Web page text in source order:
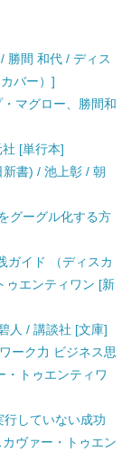
勝間 和代 / ディス
バー）]
マグロー、勝間和
[単行本]
書) / 池上彰 / 朝
グーグル化する方
ガイド （ディスカ
ゥエンティワン [新
人 / 講談社 [文庫]
ーク力 ビジネス思
・トゥエンティワ
していない成功
ヴァー・トゥエン